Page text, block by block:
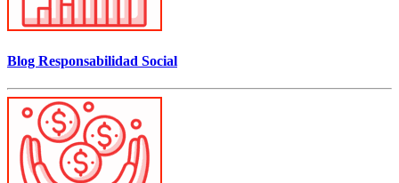
Blog Responsabilidad Social